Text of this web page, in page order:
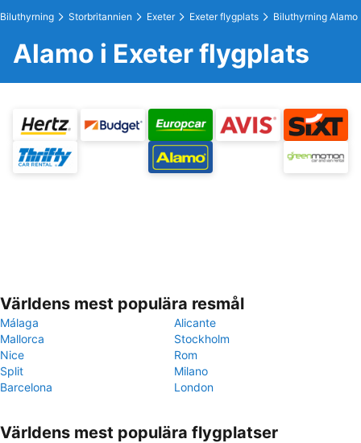
Biluthyrning Storbritannien Exeter Exeter flygplats Biluthyrning Alamo
Alamo i Exeter flygplats
Världens mest populära resmål
Málaga
Alicante
Mallorca
Stockholm
Nice
Rom
Split
Milano
Barcelona
London
Världens mest populära flygplatser